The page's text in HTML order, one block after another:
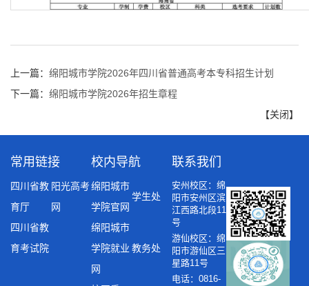
上一篇： 绵阳城市学院2026年四川省普通高考本专科招生计划
下一篇： 绵阳城市学院2026年招生章程
【关闭】
常用链接
四川省教
育厅
阳光高考
网
四川省教
育考试院
校内导航
绵阳城市
学院官网
学生处
绵阳城市
学院就业
网
教务处
联系我们
安州校区：绵
阳市安州区滨
江西路北段11
号
游仙校区：绵
阳市游仙区三
星路11号
电话：0816-